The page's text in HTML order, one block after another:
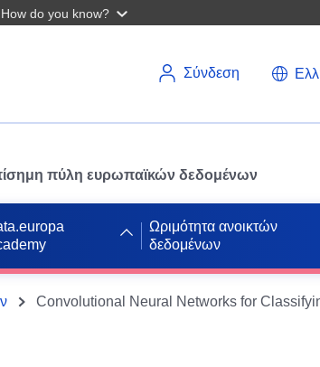
How do you know?
Σύνδεση
πύλη ευρωπαϊκών δεδομένων
Ωριμότητα ανοικτών
δεδομένων
Convolutional Neural Networks for